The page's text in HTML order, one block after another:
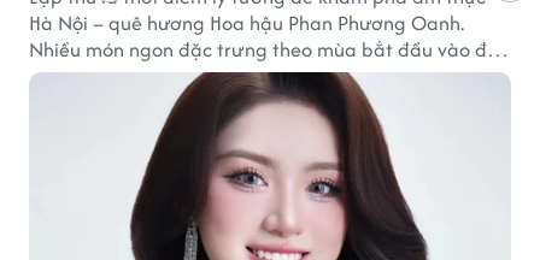
Hà Nội – quê hương Hoa hậu Phan Phương Oanh.
Nhiều món ngon đặc trưng theo mùa bắt đầu vào độ
hấp dẫn, níu chân thực khách gần xa.